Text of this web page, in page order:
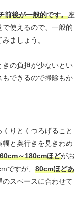
前後が一般的です。座
使えるので、一般的
ましょう。
の負担が少ないとい
できるので掃除もか
りとくつろげること
と奥行きを見きわめ
～180cmほどがお
ですが、 80cmほどあ
のスペースに合わせて